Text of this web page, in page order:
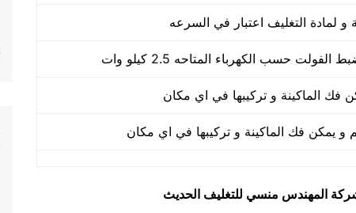
شركة المهندس منسي للتغليف الحديث